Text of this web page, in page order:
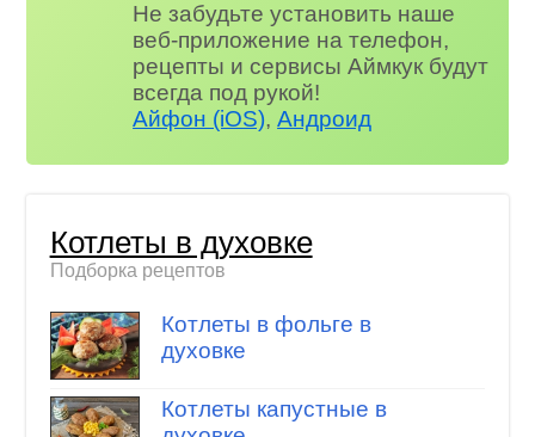
Не забудьте установить наше
веб-приложение на телефон,
рецепты и сервисы Аймкук будут
всегда под рукой!
Айфон (iOS),Андроид
Котлеты в духовке
Подборка рецептов
Котлеты в фольге в
духовке
Котлеты капустные в